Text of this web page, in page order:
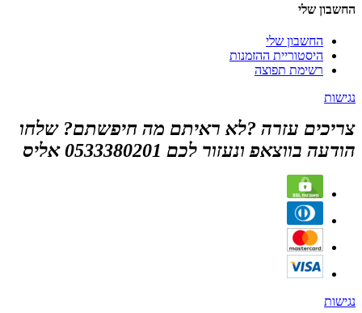
החשבון שלי
החשבון שלי
היסטוריית ההזמנות
רשימת תפוצה
נגישות
צריכים עזרה ?לא ראיתם מה חיפשתם? שלחו
הודעה בווצאפ ונעזור לכם 0533380201 אליס
נגישות